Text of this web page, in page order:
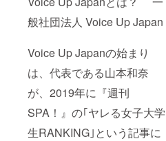
般社団法人 Voice Up Japan
Voice Up Japanの始まり
は、代表である山本和奈
が、2019年に『週刊
SPA！』の｢ヤレる女子大学
生RANKING｣という記事に